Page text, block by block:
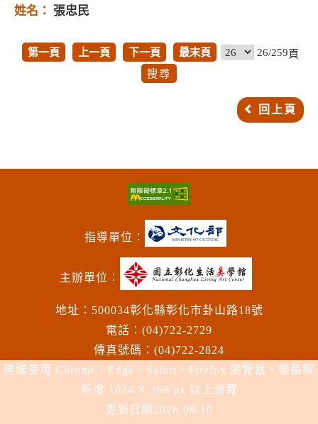
張忠民
第一頁 上一頁 下一頁 最末頁 26/259頁
回上頁
指導單位︰
主辦單位︰
地址：500034彰化縣彰化市卦山路18號
電話︰(04)722-2729
傳真號碼：(04)722-2824
建議使用 Chrome、Edge、Safari、Firefox 瀏覽器，螢幕解
析度 1024 X 768 px 以上瀏覽
更新日期 2026-08-10